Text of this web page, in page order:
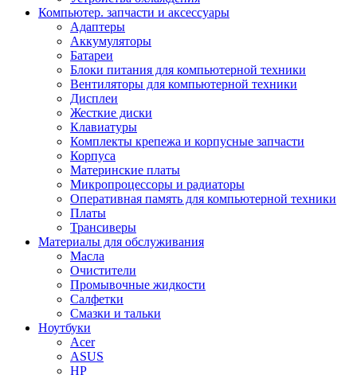
Компьютер. запчасти и аксессуары
Адаптеры
Аккумуляторы
Батареи
Блоки питания для компьютерной техники
Вентиляторы для компьютерной техники
Дисплеи
Жесткие диски
Клавиатуры
Комплекты крепежа и корпусные запчасти
Корпуса
Материнские платы
Микропроцессоры и радиаторы
Оперативная память для компьютерной техники
Платы
Трансиверы
Материалы для обслуживания
Масла
Очистители
Промывочные жидкости
Салфетки
Смазки и тальки
Ноутбуки
Acer
ASUS
HP